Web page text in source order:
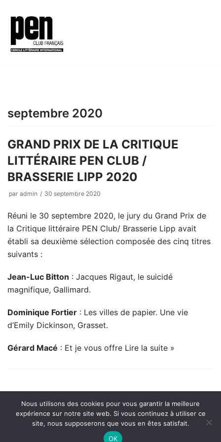
au
contenu
septembre 2020
GRAND PRIX DE LA CRITIQUE
LITTÉRAIRE PEN CLUB /
BRASSERIE LIPP 2020
par admin 30 septembre 2020
Réuni le 30 septembre 2020, le jury du Grand Prix de
la Critique littéraire PEN Club/ Brasserie Lipp avait
établi sa deuxième sélection composée des cinq titres
suivants :
Jean-Luc Bitton : Jacques Rigaut, le suicidé
magnifique, Gallimard.
Dominique Fortier : Les villes de papier. Une vie
d’Emily Dickinson, Grasset.
Gérard Macé : Et je vous offre Lire la suite »
Nous utilisons des cookies pour vous garantir la meilleure
expérience sur notre site web. Si vous continuez à utiliser ce
site, nous supposerons que vous en êtes satisfait.
OK